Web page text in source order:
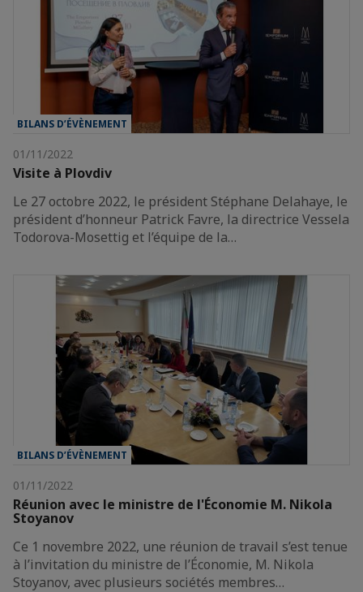
BILANS D’ÉVÈNEMENT
01/11/2022
Visite à Plovdiv
Le 27 octobre 2022, le président Stéphane Delahaye, le
président d’honneur Patrick Favre, la directrice Vessela
Todorova-Mosettig et l’équipe de la…
BILANS D’ÉVÈNEMENT
01/11/2022
Réunion avec le ministre de l'Économie M. Nikola
Stoyanov
Ce 1 novembre 2022, une réunion de travail s’est tenue
à l’invitation du ministre de l’Économie, M. Nikola
Stoyanov, avec plusieurs sociétés membres…